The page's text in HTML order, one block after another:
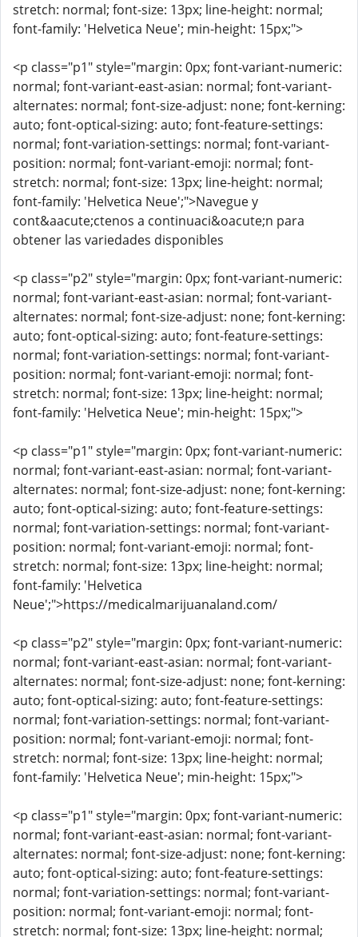
stretch: normal; font-size: 13px; line-height: normal;
font-family: 'Helvetica Neue'; min-height: 15px;">
<p class="p1" style="margin: 0px; font-variant-numeric:
normal; font-variant-east-asian: normal; font-variant-
alternates: normal; font-size-adjust: none; font-kerning:
auto; font-optical-sizing: auto; font-feature-settings:
normal; font-variation-settings: normal; font-variant-
position: normal; font-variant-emoji: normal; font-
stretch: normal; font-size: 13px; line-height: normal;
font-family: 'Helvetica Neue';">Navegue y
cont&aacute;ctenos a continuaci&oacute;n para
obtener las variedades disponibles
<p class="p2" style="margin: 0px; font-variant-numeric:
normal; font-variant-east-asian: normal; font-variant-
alternates: normal; font-size-adjust: none; font-kerning:
auto; font-optical-sizing: auto; font-feature-settings:
normal; font-variation-settings: normal; font-variant-
position: normal; font-variant-emoji: normal; font-
stretch: normal; font-size: 13px; line-height: normal;
font-family: 'Helvetica Neue'; min-height: 15px;">
<p class="p1" style="margin: 0px; font-variant-numeric:
normal; font-variant-east-asian: normal; font-variant-
alternates: normal; font-size-adjust: none; font-kerning:
auto; font-optical-sizing: auto; font-feature-settings:
normal; font-variation-settings: normal; font-variant-
position: normal; font-variant-emoji: normal; font-
stretch: normal; font-size: 13px; line-height: normal;
font-family: 'Helvetica
Neue';">https://medicalmarijuanaland.com/
<p class="p2" style="margin: 0px; font-variant-numeric:
normal; font-variant-east-asian: normal; font-variant-
alternates: normal; font-size-adjust: none; font-kerning:
auto; font-optical-sizing: auto; font-feature-settings:
normal; font-variation-settings: normal; font-variant-
position: normal; font-variant-emoji: normal; font-
stretch: normal; font-size: 13px; line-height: normal;
font-family: 'Helvetica Neue'; min-height: 15px;">
<p class="p1" style="margin: 0px; font-variant-numeric:
normal; font-variant-east-asian: normal; font-variant-
alternates: normal; font-size-adjust: none; font-kerning:
auto; font-optical-sizing: auto; font-feature-settings:
normal; font-variation-settings: normal; font-variant-
position: normal; font-variant-emoji: normal; font-
stretch: normal; font-size: 13px; line-height: normal;